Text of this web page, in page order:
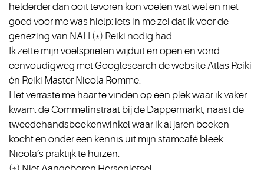
helderder dan ooit tevoren kon voelen wat wel en niet
goed voor me was hielp: iets in me zei dat ik voor de
genezing van NAH (*) Reiki nodig had.
Ik zette mijn voelsprieten wijduit en open en vond
eenvoudigweg met Googlesearch de website Atlas Reiki
én Reiki Master Nicola Romme.
Het verraste me haar te vinden op een plek waar ik vaker
kwam: de Commelinstraat bij de Dappermarkt, naast de
tweedehandsboekenwinkel waar ik al jaren boeken
kocht en onder een kennis uit mijn stamcafé bleek
Nicola’s praktijk te huizen.